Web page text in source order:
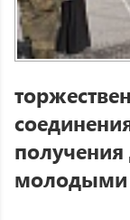
получения
молодыми